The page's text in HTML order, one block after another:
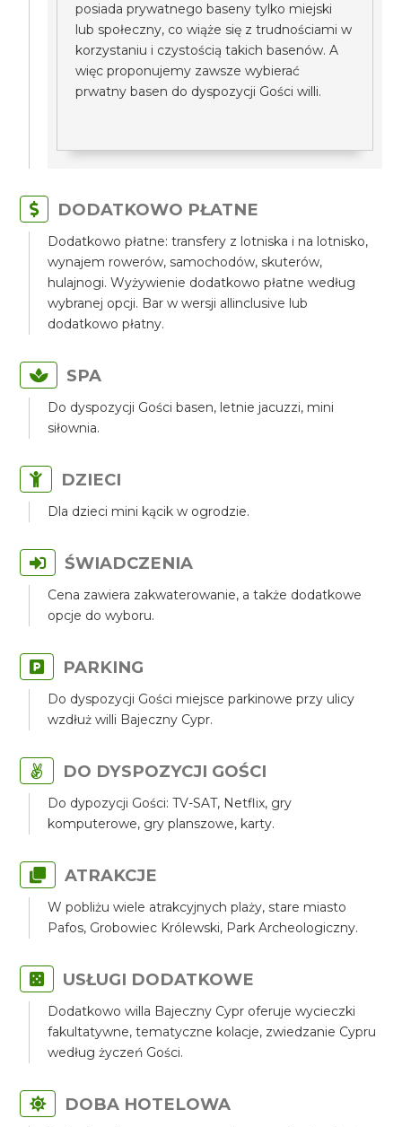
posiada prywatnego baseny tylko miejski
lub społeczny, co wiąże się z trudnościami w
korzystaniu i czystością takich basenów. A
więc proponujemy zawsze wybierać
prwatny basen do dyspozycji Gości willi.
DODATKOWO PŁATNE
Dodatkowo płatne: transfery z lotniska i na lotnisko,
wynajem rowerów, samochodów, skuterów,
hulajnogi. Wyżywienie dodatkowo płatne według
wybranej opcji. Bar w wersji allinclusive lub
dodatkowo płatny.
SPA
Do dyspozycji Gości basen, letnie jacuzzi, mini
siłownia.
DZIECI
Dla dzieci mini kącik w ogrodzie.
ŚWIADCZENIA
Cena zawiera zakwaterowanie, a także dodatkowe
opcje do wyboru.
PARKING
Do dyspozycji Gości miejsce parkinowe przy ulicy
wzdłuż willi Bajeczny Cypr.
DO DYSPOZYCJI GOŚCI
Do dypozycji Gości: TV-SAT, Netflix, gry
komputerowe, gry planszowe, karty.
ATRAKCJE
W pobliżu wiele atrakcyjnych plaży, stare miasto
Pafos, Grobowiec Królewski, Park Archeologiczny.
USŁUGI DODATKOWE
Dodatkowo willa Bajeczny Cypr oferuje wycieczki
fakultatywne, tematyczne kolacje, zwiedzanie Cypru
według życzeń Gości.
DOBA HOTELOWA